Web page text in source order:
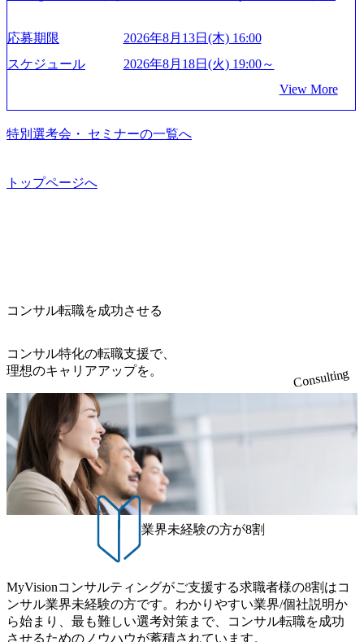
_93b1bff3-f71c-4bc9-8bd9-72a8a4826007_1200x554.webp https://
mages/20250502152751_46c65543-87ef-4e86-a85a-8649e1c532f9
_956x512.webp https://storage.googleapis.com/our-vision-producti
on.appspot.com/public/images/20250502152804_ba6aaa1a-9ffc-4f
m/our-vision-production.appspot.com/public/images/202505021528
ング会社で、NRI、NTTDATAと同じく世界のFinTech Ranki
開発、運用保守と言った全工程を行う「一気通貫体制」が
特長 ビジネスへの深い理解を持つコンサルタントが集うXs
報 (https://www.xspear.co.jp/member/)一部抜粋 - 伊勢山 昇吾氏:
広いプロジェクトに従事 - 鈴木健仁氏：新卒でベイカレン
トに入社し最年少ディレクターを経てXspearに参画 - 梶田
威人氏：BCG出身。金融業界における戦略策定、DX戦略立
案、人事組織テーマに強みを持ち、メディア・エンタメ業
界においてはDX戦略立案、NFT等の新規事業立案を得意と
する。 - 藏満 一馬氏：アクセンチュア出身。金融業界を中
心に、DX戦略策定、新規事業立案、組織変革、規制対応等
の幅広いプロジェクトを主導する。 - 天野 善仁氏：19卒Pw
C出身。Xspear最年少シニアマネージャー 社員インタビュー
ページ (https://www.xspear.co.jp/career/interviews/) 戦略だけの
コンサルは終わり──コンサル業界の風雲児に聞く。“これ
から”のコンサルの在り方 (https://www.businessinsider.jp/articl
e/20250205-simplex-xspear/) Xspear Consultingがえるぼし認定
を取得 (https://www.agara.co.jp/article/382811) シンプレクスと
Xspear Consultingが、東京都港区の行政手続き100%デジタル
化を支援 (https://www.afpbb.com/articles/-/3520247) 【未経験
者】 ・年収UPでのオファー ・ワンプールで様々なインダ
世界トップクラスのシェアを有している 技術と対話を通じ
て未来を創造し、社会課題の解決に貢献することを目指し
ている Mission:私たちの技術/私たちの対話 Vision:夢を未来
話 IoT社会の浸透、AIの加速等により半導体需要は世界中で
急伸長しており、それに伴い半導体製造装置の需要も伸長
中 https://storage.googleapis.com/our-vision-production.appspot.co
on-production.appspot.com/public/images/20260224131052_2abe7
cb8-329e-4a45-a8f5-73d9728b2cd7_1200x486.webp https://storag
アドバイザーによる自身のキャリア構築をめざす「キャリ
スタイム制度を実施しており、月単位の決められた労働時
間の範囲内で、出社・退社の時刻を社員の自己裁量に委
ね、ワークライフバランスを図りながら効率的に働くこと
ができる 【休日】 土日祝休みの完全週休2日制 2025年度の
年間休日は125日（GW8日、夏季9日、年末年始9日） 有給
休暇は年間24日（4月1日入社の場合）で、入社日に付与さ
れます。 年次有給休暇の残日数は、翌年度に繰り越すこと
ができます。 慶弔休暇は、事由により取得可能日数は異な
りますが、3～7日の連続休暇を取得できます。 リフレッシ
ュ休暇は、規程で定める勤続年数ごとに、連続5日のリフレ
ッシュ休暇を取得できます。 【育児や子の看護、介護など
の制度】 育児休暇： 対象：小学校1年修了時の3月31日まで
の子を育てるすべての従業員※期間：通算3年間 短時間勤
日2時間15分まで、始業・終業時刻の繰り上げ・繰り下げが
可能 子の看護休暇： 子1人につき5日まで取得でき、1時間
単位で取得することも可能 家族看護休暇： 5日まで取得で
応募期限
2026年8月13日(木) 16:00
スケジュール
2026年8月18日(火) 19:00～
View More
特別選考会・ セミナーの一覧へ
トップページへ
コンサル転職を成功させる
コンサル特化の転職支援で、
理想のキャリアアップを。
Consulting
業界未経験の方が8割
MyVisionコンサルティングがご支援する求職者様の8割はコ
ンサル業界未経験の方です。わかりやすい業界/個社説明か
ら始まり、最も難しい選考対策まで、コンサル転職を成功
させるためのノウハウが蓄積されています。